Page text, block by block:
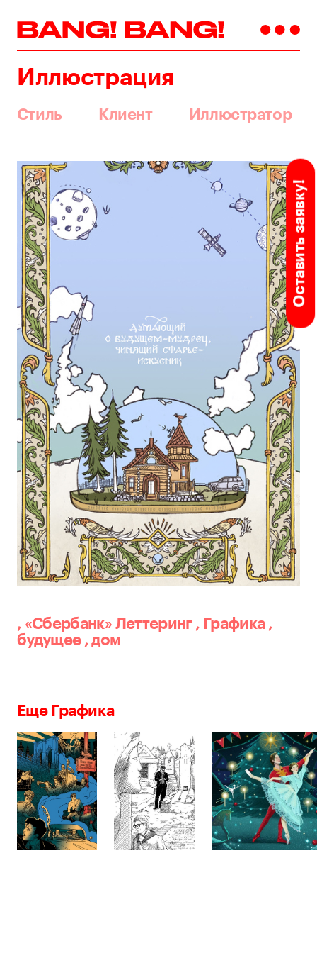
Иллюстрация
Стиль Клиент Иллюстратор
Оставить заявку!
, «Сбербанк» Леттеринг , Графика ,
будущее ,дом
Еще Графика